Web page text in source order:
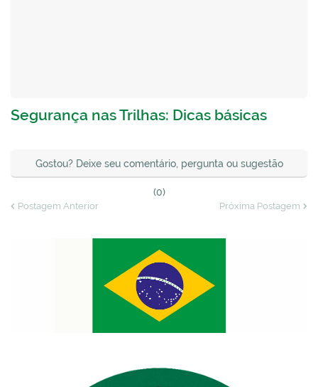
Segurança nas Trilhas: Dicas básicas
Gostou? Deixe seu comentário, pergunta ou sugestão
(0)
Postagem Anterior Próxima Postagem